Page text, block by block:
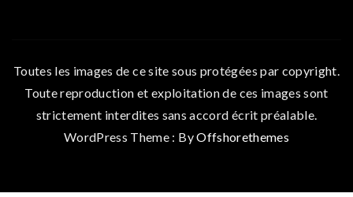
Toutes les images de ce site sous protégées par copyright.
Toute reproduction et exploitation de ces images sont
strictement interdites sans accord écrit préalable.
WordPress Theme : ByOffshorethemes